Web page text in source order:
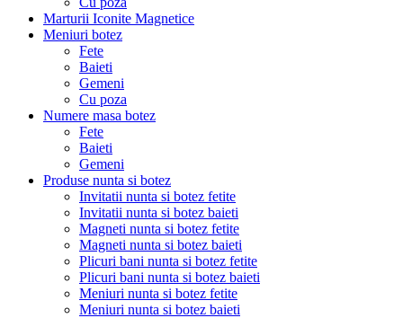
Marturii Iconite Magnetice
Meniuri botez
Fete
Baieti
Gemeni
Cu poza
Numere masa botez
Fete
Baieti
Gemeni
Produse nunta si botez
Invitatii nunta si botez fetite
Invitatii nunta si botez baieti
Magneti nunta si botez fetite
Magneti nunta si botez baieti
Plicuri bani nunta si botez fetite
Plicuri bani nunta si botez baieti
Meniuri nunta si botez fetite
Meniuri nunta si botez baieti